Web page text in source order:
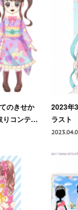
のきせか
りコンテ…
2023年
ラスト